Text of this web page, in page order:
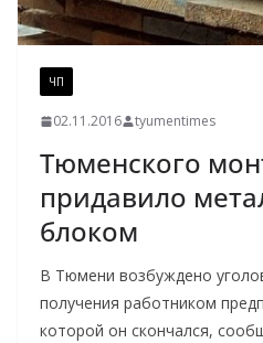
ЧП
02.11.2016 tyumentimes
Тюменского
придавило
блоком
В Тюмени возбуждено
получения работником
которой он скончался,